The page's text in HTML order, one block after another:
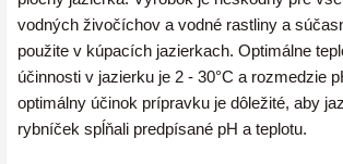
vodných živočíchov a vodné rastliny a
použite v kúpacích jazierkach. Optimálne
účinnosti v jazierku je 2 - 30°C a rozmedzie
optimálny účinok prípravku je dôležité, aby
rybníček spĺňali predpísané pH a teplotu.